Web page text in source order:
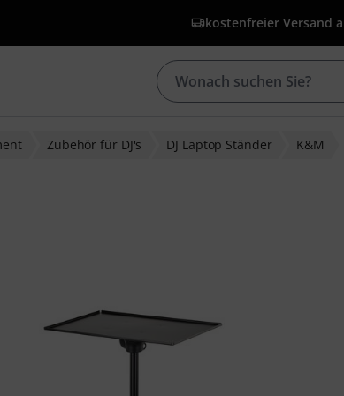
kostenfreier Versand
Zubehör für DJ's DJ Laptop Ständer K&M
aus 333 Kundenbewertungen